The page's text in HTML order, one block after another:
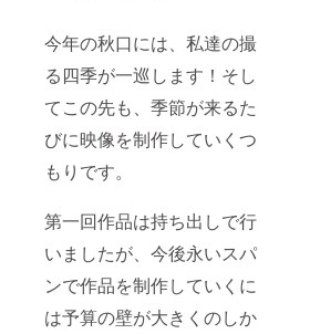
今年の秋口には、私達の撮
る四季が一巡します！そし
てこの先も、季節が来るた
びに映像を制作していくつ
もりです。
第一回作品は持ち出しで行
いましたが、今後永いスパ
ンで作品を制作していくに
は予算の壁が大きくのしか